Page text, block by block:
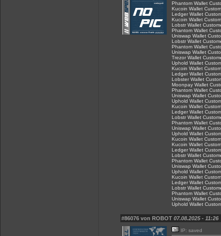
Phantom Wallet
Kucoin Wallet
Ledger Wallet
Kucoin Wallet
Lobstr Wallet
Phantom Wallet
Uniswap Wallet
Lobstr Wallet
Phantom Wallet
Uniswap Wallet
Trezor Wallet
Uphold Wallet
Kucoin Wallet
Ledger Wallet
Lobster Wallet
Moonpay Wallet
Phantom Wallet
Uniswap Wallet
Uphold Wallet
Kucoin Wallet
Ledger Wallet
Lobstr Wallet
Phantom Wallet
Uniswap Wallet
Uphold Wallet
Kucoin Wallet
Kucoin Wallet
Ledger Wallet
Lobstr Wallet
Phantom Wallet
Uniswap Wallet
Uphold Wallet
Kucoin Wallet
Ledger Wallet
Lobstr Wallet
Phantom Wallet
Uniswap Wallet
Uphold Wallet
#86076 von ROBOT 07.08.2025 - 11:26
IP: saved